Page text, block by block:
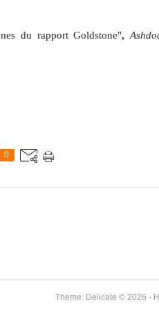
du rapport Goldstone",
0
Theme: Delicate © 2026 -